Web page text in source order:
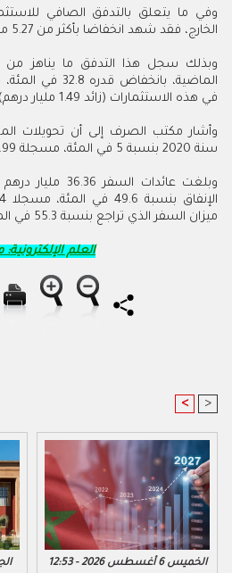
وفي ما يتعلق بالتدفق الصافي
الخارج، فقد شهد انخفاضا بأكثر من 5.27 مليار درهم عن عام 2020.
الماضية،
في هذه الاستثمارات (زائد 1.49 مليار درهم).
وأشار مكتب الصرف إلى أن تحويلات
سنة 2020 بنسبة 5 في المئة، مسجلة 67.99 مليار درهم.
ميزان السفر الذي تراجع بنسبة 55.3 في المئة.
العلم الإلكترونية:
< >
الجمعة الخميس 6 أغسطس 2026 - 12:53